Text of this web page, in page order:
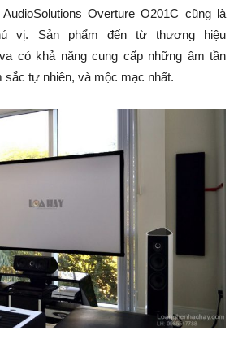
Overture O201C cũng là
vị. Sản phẩm đến từ thương hiệu
có khả năng cung cấp những âm tần
tự nhiên, và mộc mạc nhất.